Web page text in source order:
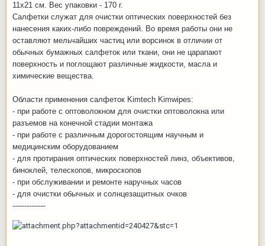
11х21 см. Вес упаковки - 170 г.
Салфетки служат для очистки оптических поверхностей без
нанесения каких-либо повреждений. Во время работы они не
оставляют мельчайших частиц или ворсинок в отличии от
обычных бумажных салфеток или ткани, они не царапают
поверхность и поглощают различные жидкости, масла и
химические вещества.
Области применения салфеток Kimtech Kimwipes:
- при работе с оптоволокном для очистки оптоволокна или
разъемов на конечной стадии монтажа
- при работе с различным дорогостоящим научным и
медицинским оборудованием
- для протирания оптических поверхностей линз, объективов,
биноклей, телескопов, микроскопов
- при обслуживании и ремонте наручных часов
- для очистки обычных и солнцезащитных очков
--------------